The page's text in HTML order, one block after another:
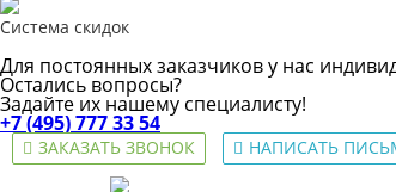
Система скидок
Для постоянных заказчиков у нас
Остались вопросы?
Задайте их нашему специалисту!
+7 (495) 777 33 54
ЗАКАЗАТЬ ЗВОНОК НАПИСАТЬ